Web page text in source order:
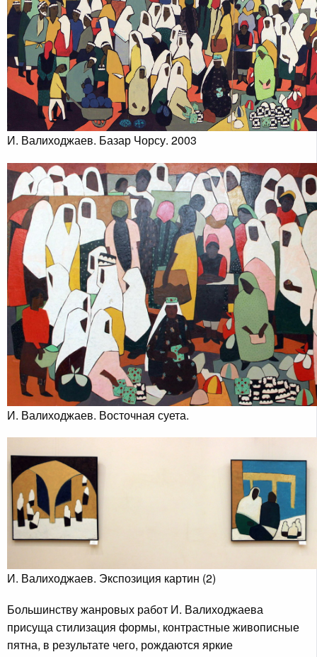
И. Валиходжаев. Базар Чорсу. 2003
И. Валиходжаев. Восточная суета.
И. Валиходжаев. Экспозиция картин (2)
Большинству жанровых работ И. Валиходжаева
присуща стилизация формы, контрастные живописные
пятна, в результате чего, рождаются яркие